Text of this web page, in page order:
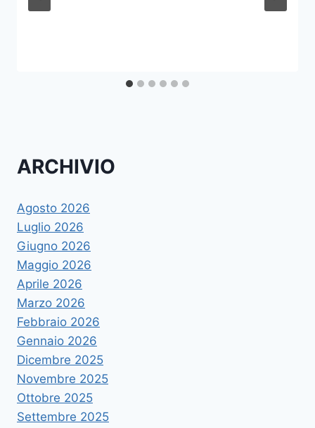
ARCHIVIO
Agosto 2026
Luglio 2026
Giugno 2026
Maggio 2026
Aprile 2026
Marzo 2026
Febbraio 2026
Gennaio 2026
Dicembre 2025
Novembre 2025
Ottobre 2025
Settembre 2025